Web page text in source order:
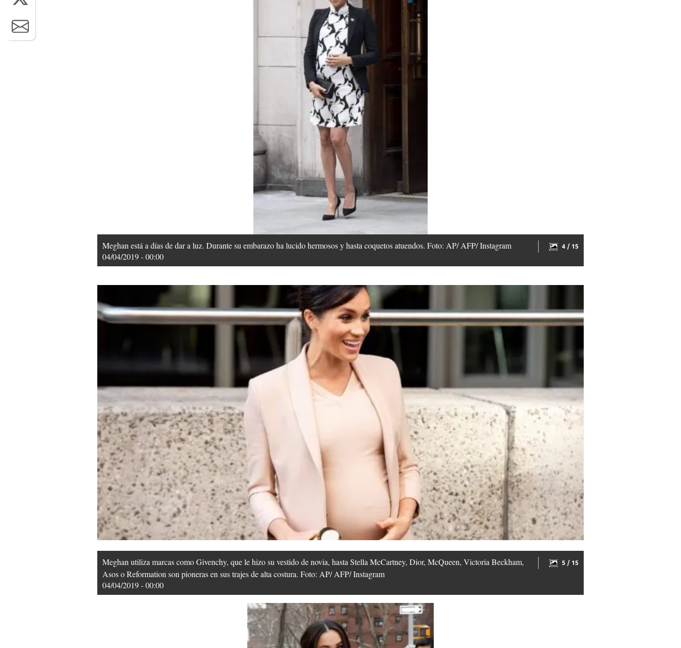
Meghan está a días de dar a luz. Durante su embarazo ha lucido hermosos y hasta coquetos atuendos. Foto: AP/ AFP/ Instagram
04/04/2019 - 00:00
4 / 15
Meghan utiliza marcas como Givenchy, que le hizo su vestido de novia, hasta Stella McCartney, Dior, McQueen, Victoria Beckham,
Asos o Reformation son pioneras en sus trajes de alta costura. Foto: AP/ AFP/ Instagram
04/04/2019 - 00:00
5 / 15